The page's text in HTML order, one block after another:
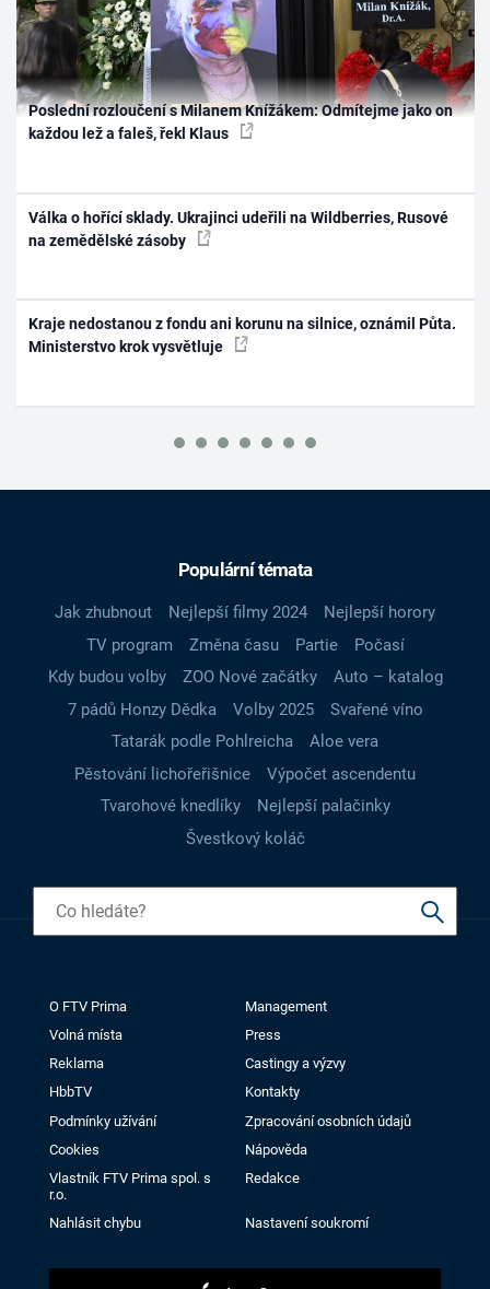
Poslední rozloučení s Milanem Knížákem: Odmítejme jako on
každou lež a faleš, řekl Klaus
Válka o hořící sklady. Ukrajinci udeřili na Wildberries, Rusové
na zemědělské zásoby
Kraje nedostanou z fondu ani korunu na silnice, oznámil Půta.
Ministerstvo krok vysvětluje
Populární témata
Jak zhubnout Nejlepší filmy 2024
Nejlepší horory
TV program
Změna času Partie
Počasí
Kdy budou volby
ZOO Nové začátky
Auto – katalog
7 pádů Honzy Dědka
Volby 2025
Svařené víno
Tatarák podle Pohlreicha
Aloe vera
Pěstování lichořeřišnice
Výpočet ascendentu
Tvarohové knedlíky
Nejlepší palačinky
Švestkový koláč
O FTV Prima
Management
Volná místa
Press
Reklama
Castingy a výzvy
HbbTV
Kontakty
Podmínky užívání
Zpracování osobních údajů
Cookies
Nápověda
Vlastník FTV Prima spol. s
r.o.
Redakce
Nahlásit chybu Nastavení soukromí